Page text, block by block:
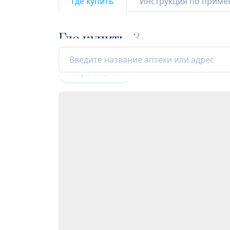
Где купить 3
Открыта сейчас